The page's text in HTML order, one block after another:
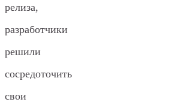
релиза,
разработчики
решили
сосредоточить
свои